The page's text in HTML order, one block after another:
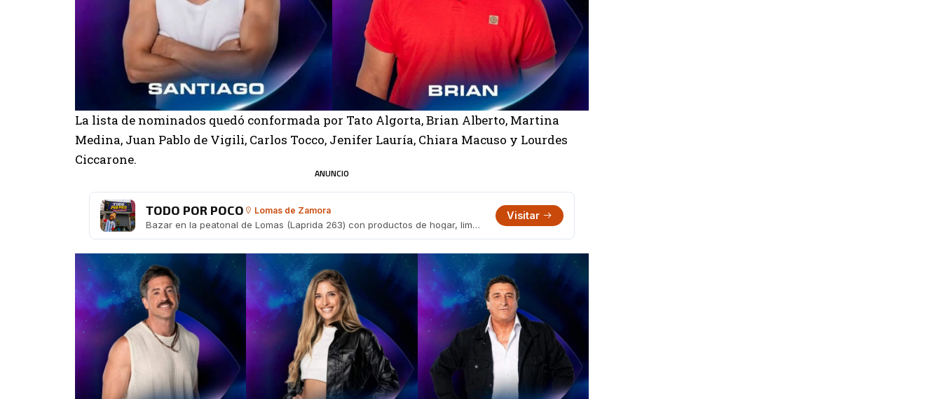
La lista de nominados quedó conformada por Tato Algorta, Brian Alberto, Martina
Medina, Juan Pablo de Vigili, Carlos Tocco, Jenifer Lauría, Chiara Macuso y Lourdes
Ciccarone.
ANUNCIO
TODO POR POCO Lomas de Zamora
Bazar en la peatonal de Lomas (Laprida 263) con productos de hogar, limpieza, librería, bijouterie, juguetes y más a precios accesibles.
Visitar